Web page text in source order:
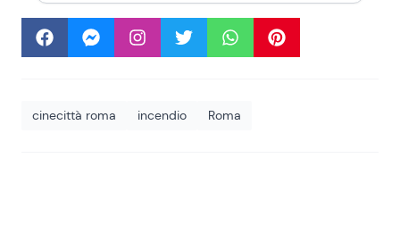
cinecittà roma incendio Roma